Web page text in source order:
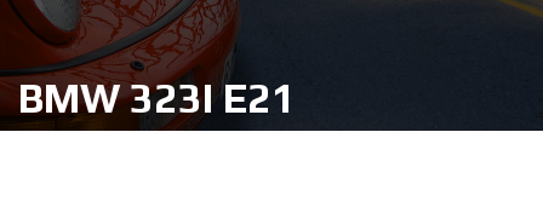
BMW 323I E21